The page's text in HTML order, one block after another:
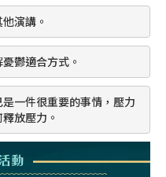
演講。
鬱適合方式。
一件很重要的事情，壓力
放壓力。